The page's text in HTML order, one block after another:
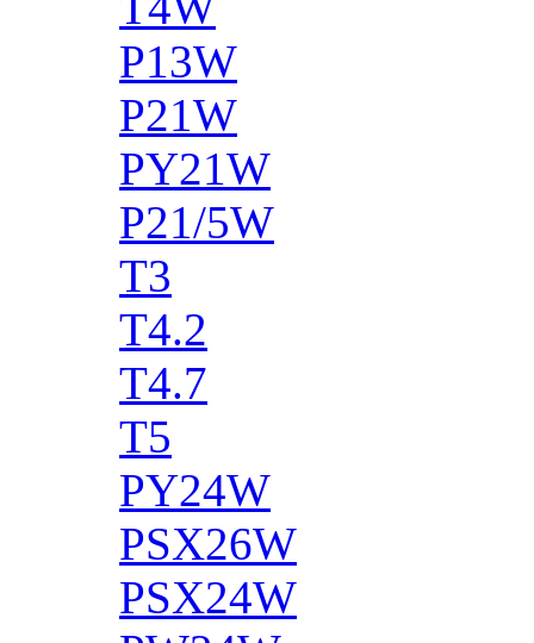
P13W
P21W
PY21W
P21/5W
T3
T4.2
T4.7
T5
PY24W
PSX26W
PSX24W